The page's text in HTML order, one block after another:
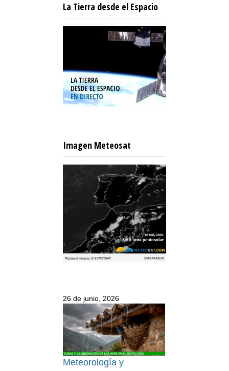
La Tierra desde el Espacio
Imagen Meteosat
26 de junio, 2026
Meteorología y